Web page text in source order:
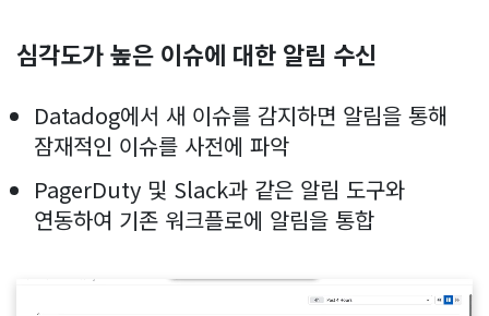
심각도가 높은 이슈에 대한 알림 수신
Datadog에서 새 이슈를 감지하면 알림을 통해
잠재적인 이슈를 사전에 파악
PagerDuty 및 Slack과 같은 알림 도구와
연동하여 기존 워크플로에 알림을 통합